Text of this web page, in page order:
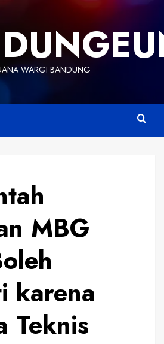
WARGI BANDUNG
MBG
karena
Teknis